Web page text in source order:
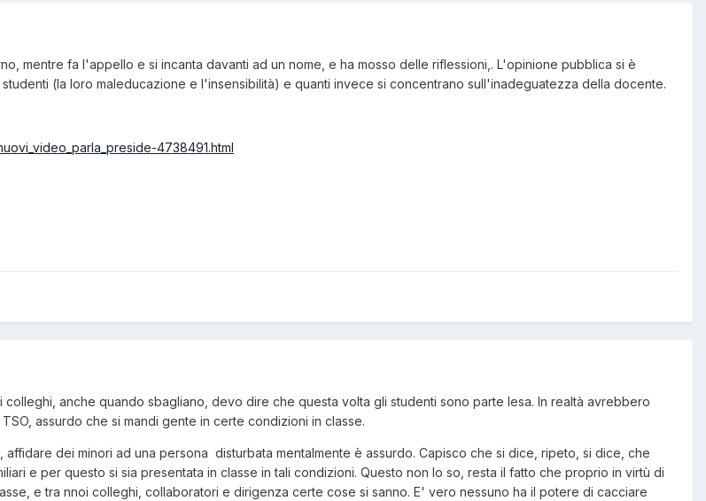
mentre fa l'appello e si incanta davanti ad un nome, e ha mosso delle riflessioni,. L'opinione pubblica si è
(la loro maleducazione e l'insensibilità) e quanti invece si concentrano sull'inadeguatezza della docente.
4738491.html
anche quando sbagliano, devo dire che questa volta gli studenti sono parte lesa. In realtà avrebbero
assurdo che si mandi gente in certe condizioni in classe.
affidare dei minori ad una persona disturbata mentalmente è assurdo. Capisco che si dice, ripeto, si dice, che
e per questo si sia presentata in classe in tali condizioni. Questo non lo so, resta il fatto che proprio in virtù di
e tra nnoi colleghi, collaboratori e dirigenza certe cose si sanno. E' vero nessuno ha il potere di cacciare